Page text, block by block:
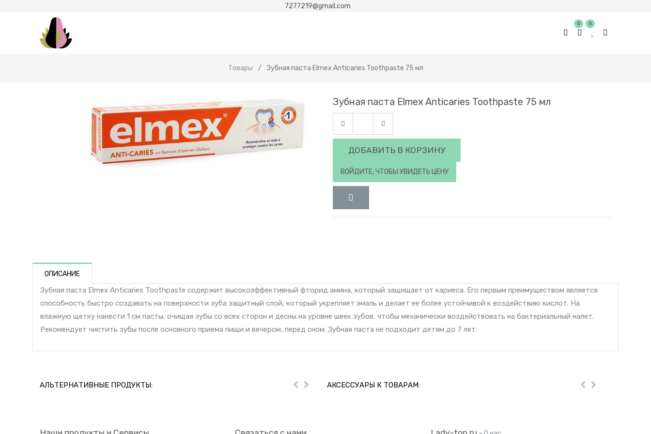
7277219@gmail.com
0 0
Товары Зубная паста Elmex Anticaries Toothpaste 75 мл
Зубная паста Elmex Anticaries Toothpaste 75 мл
ДОБАВИТЬ В КОРЗИНУ
ВОЙДИТЕ, ЧТОБЫ УВИДЕТЬ ЦЕНУ
ОПИСАНИЕ
Зубная паста Elmex Anticaries Toothpaste содержит высокоэффективный фторид амина, который защищает от кариеса. Его первым преимуществом является
способность быстро создавать на поверхности зуба защитный слой, который укрепляет эмаль и делает ее более устойчивой к воздействию кислот. На
влажную щетку нанести 1 см пасты, очищая зубы со всех сторон и десны на уровне шеек зубов, чтобы механически воздействовать на бактериальный налет.
Рекомендует чистить зубы после основного приема пищи и вечером, перед сном. Зубная паста не подходит детям до 7 лет.
АЛЬТЕРНАТИВНЫЕ ПРОДУКТЫ: ПредДалее АКСЕССУАРЫ К ТОВАРАМ: ПредДалее